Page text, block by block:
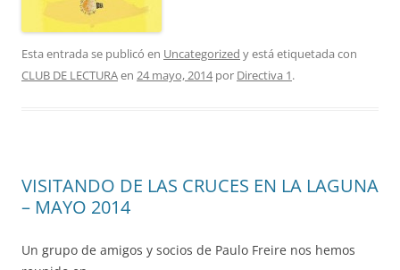
Esta entrada se publicó en Uncategorized y está etiquetada con
CLUB DE LECTURAen 24 mayo, 2014por Directiva 1.
VISITANDO DE LAS CRUCES EN LA LAGUNA
– MAYO 2014
Un grupo de amigos y socios de Paulo Freire nos hemos